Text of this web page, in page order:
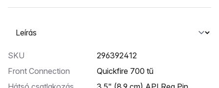
Válasszon ki egy lapot
SKU
296392412
Front Connection
Quickfire 700 tű